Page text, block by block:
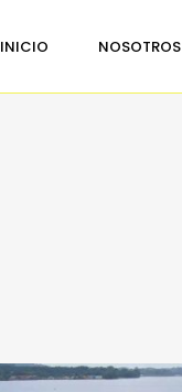
INICIO NOSOTROS